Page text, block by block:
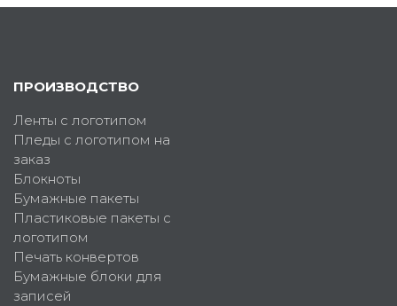
ПРОИЗВОДСТВО
Ленты с логотипом
Пледы с логотипом на
заказ
Блокноты
Бумажные пакеты
Пластиковые пакеты с
логотипом
Печать конвертов
Бумажные блоки для
записей